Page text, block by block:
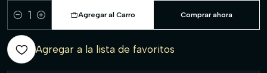
Cantidad
Agregar al Carro Comprar ahora
Agregar a la lista de favoritos